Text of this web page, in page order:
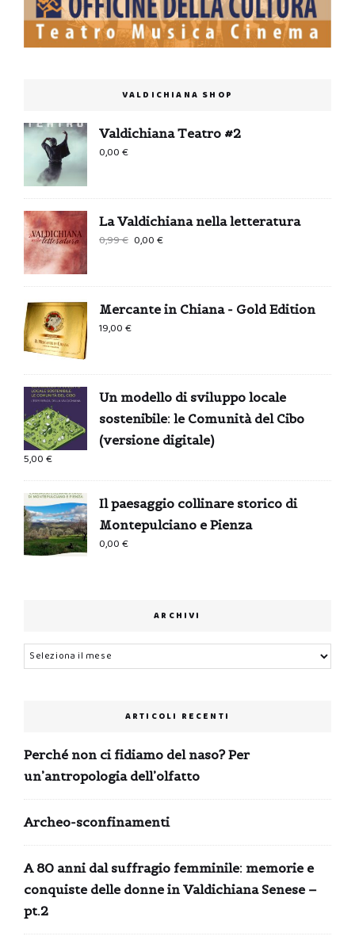
VALDICHIANA SHOP
Valdichiana Teatro #2
0,00€
La Valdichiana nella letteratura
0,99€
era:
0,99 €.
0,00€
è:
0,00 €.
Mercante in Chiana - Gold Edition
19,00€
Un modello di sviluppo locale
sostenibile: le Comunità del Cibo
(versione digitale)
5,00€
Il paesaggio collinare storico di
Montepulciano e Pienza
0,00€
ARCHIVI
Archivi
ARTICOLI RECENTI
Perché non ci fidiamo del naso? Per
un’antropologia dell’olfatto
Archeo-sconfinamenti
A 80 anni dal suffragio femminile: memorie e
conquiste delle donne in Valdichiana Senese –
pt.2